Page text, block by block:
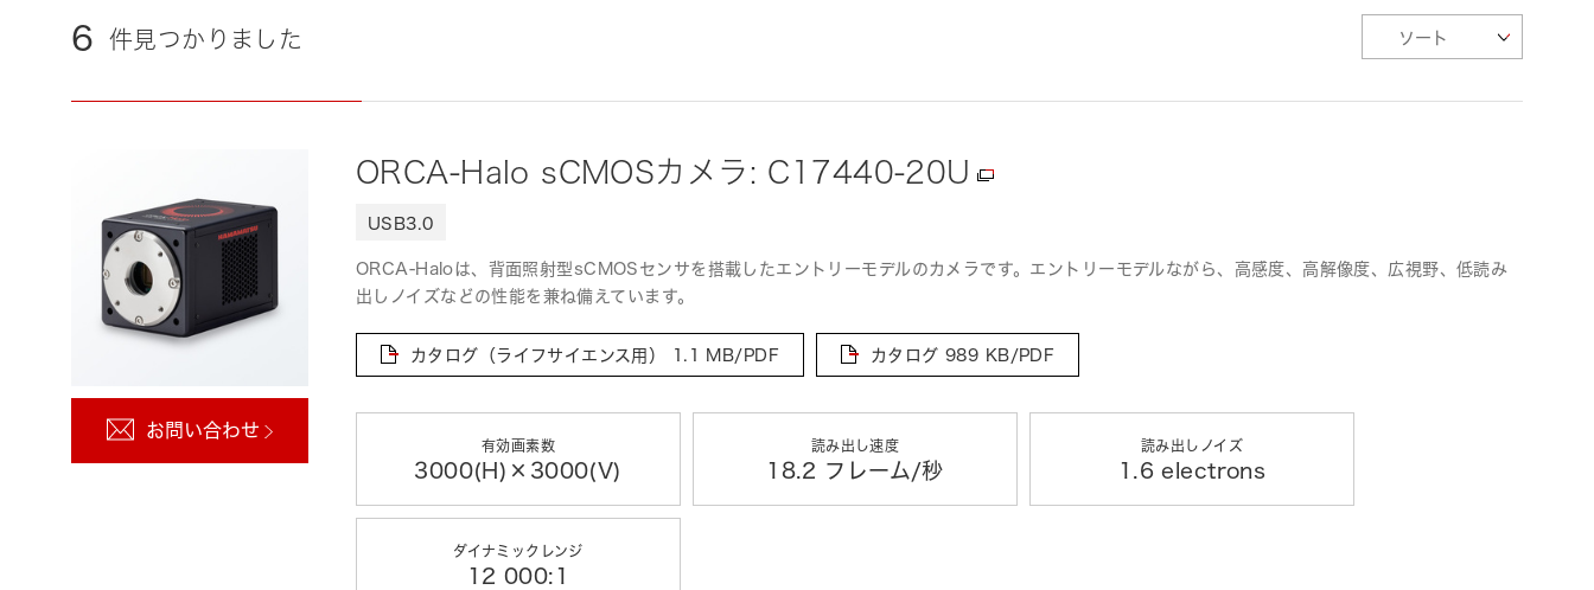
6 件見つかりました
お問い合わせ
ORCA-Halo sCMOSカメラ: C17440-20U
USB3.0
ORCA-Haloは、背面照射型sCMOSセンサを搭載したエントリーモデルのカメラです。エントリーモデルながら、高感度、高解像度、広視野、低読み
出しノイズなどの性能を兼ね備えています。
カタログ（ライフサイエンス用） 1.1 MB/PDF カタログ 989 KB/PDF
有効画素数
3000(H)×3000(V)
読み出し速度
18.2 フレーム/秒
読み出しノイズ
1.6 electrons
ダイナミックレンジ
12 000:1